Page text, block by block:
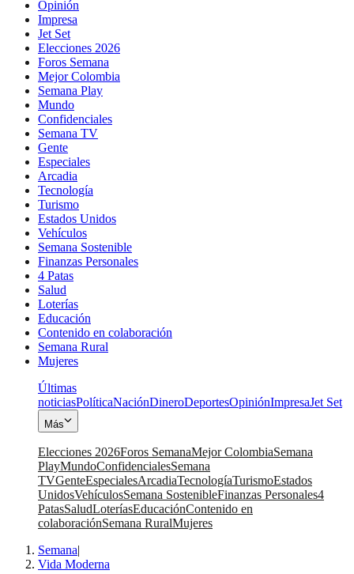
Opinión
Impresa
Jet Set
Elecciones 2026
Foros Semana
Mejor Colombia
Semana Play
Mundo
Confidenciales
Semana TV
Gente
Especiales
Arcadia
Tecnología
Turismo
Estados Unidos
Vehículos
Semana Sostenible
Finanzas Personales
4 Patas
Salud
Loterías
Educación
Contenido en colaboración
Semana Rural
Mujeres
Últimas
noticiasPolíticaNaciónDineroDeportesOpiniónImpresaJet Set
Más
Elecciones 2026Foros SemanaMejor ColombiaSemana
PlayMundoConfidencialesSemana
TVGenteEspecialesArcadiaTecnologíaTurismoEstados
UnidosVehículosSemana SostenibleFinanzas Personales4
PatasSaludLoteríasEducaciónContenido en
colaboraciónSemana RuralMujeres
Semana|
Vida Moderna